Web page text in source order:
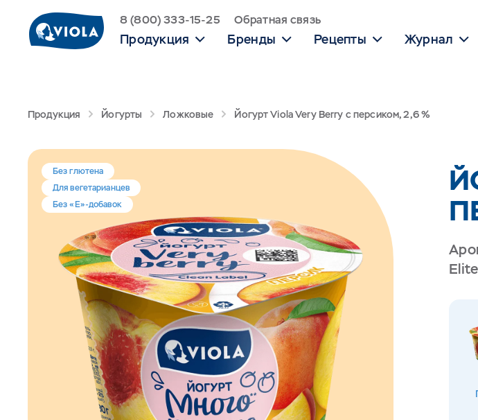
8 (800) 333-15-25 Обратная связь
Продукция Бренды Рецепты Журнал
Продукция Йогурты Ложковые Йогурт Viola Very Berry с персиком, 2,6 %
Без глютена
Для вегетарианцев
Без «Е»-добавок
Elite